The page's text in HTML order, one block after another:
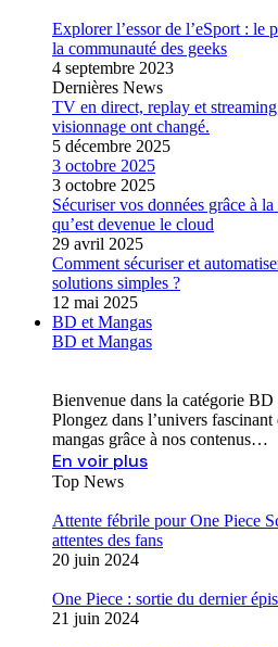
Explorer l’essor de l’eSport : le
la communauté des geeks
4 septembre 2023
Dernières News
TV en direct, replay et
visionnage ont changé.
5 décembre 2025
3 octobre 2025
3 octobre 2025
Sécuriser vos données grâce à
qu’est devenue le cloud
29 avril 2025
Comment sécuriser et
solutions simples ?
12 mai 2025
BD et Mangas
BD et Mangas
Bienvenue dans la catégorie
Plongez dans l’univers fascinant
mangas grâce à nos contenus…
En voir plus
Top News
Attente fébrile pour One Piece
attentes des fans
20 juin 2024
One Piece : sortie du dernier
21 juin 2024